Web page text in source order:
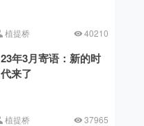
植提桥 40210
23年3月寄语：新的时
代来了
植提桥 37965